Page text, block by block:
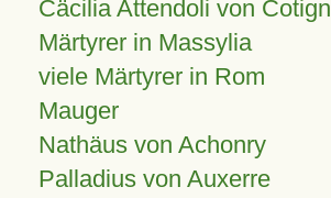
Cäcilia Attendoli von
Märtyrer in Massylia
viele Märtyrer in Rom
Mauger
Nathäus von Achonry
Palladius von Auxerre